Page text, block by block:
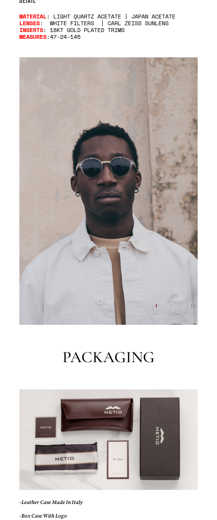
MATERIAL: LIGHT QUARTZ ACETATE | JAPAN ACETATE
LENSES: WHITE FILTERS | CARL ZEISS SUNLENS
INSERTS: 18KT GOLD PLATED TRIMS
MEASURES:47-24-145
PACKAGING
-Leather Case Made In Italy
-Box Case With Logo